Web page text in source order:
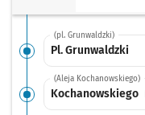
(pl. Grunwaldzki)
Pl. Grunwaldzki
(Aleja Kochanowskiego)
Kochanowskiego